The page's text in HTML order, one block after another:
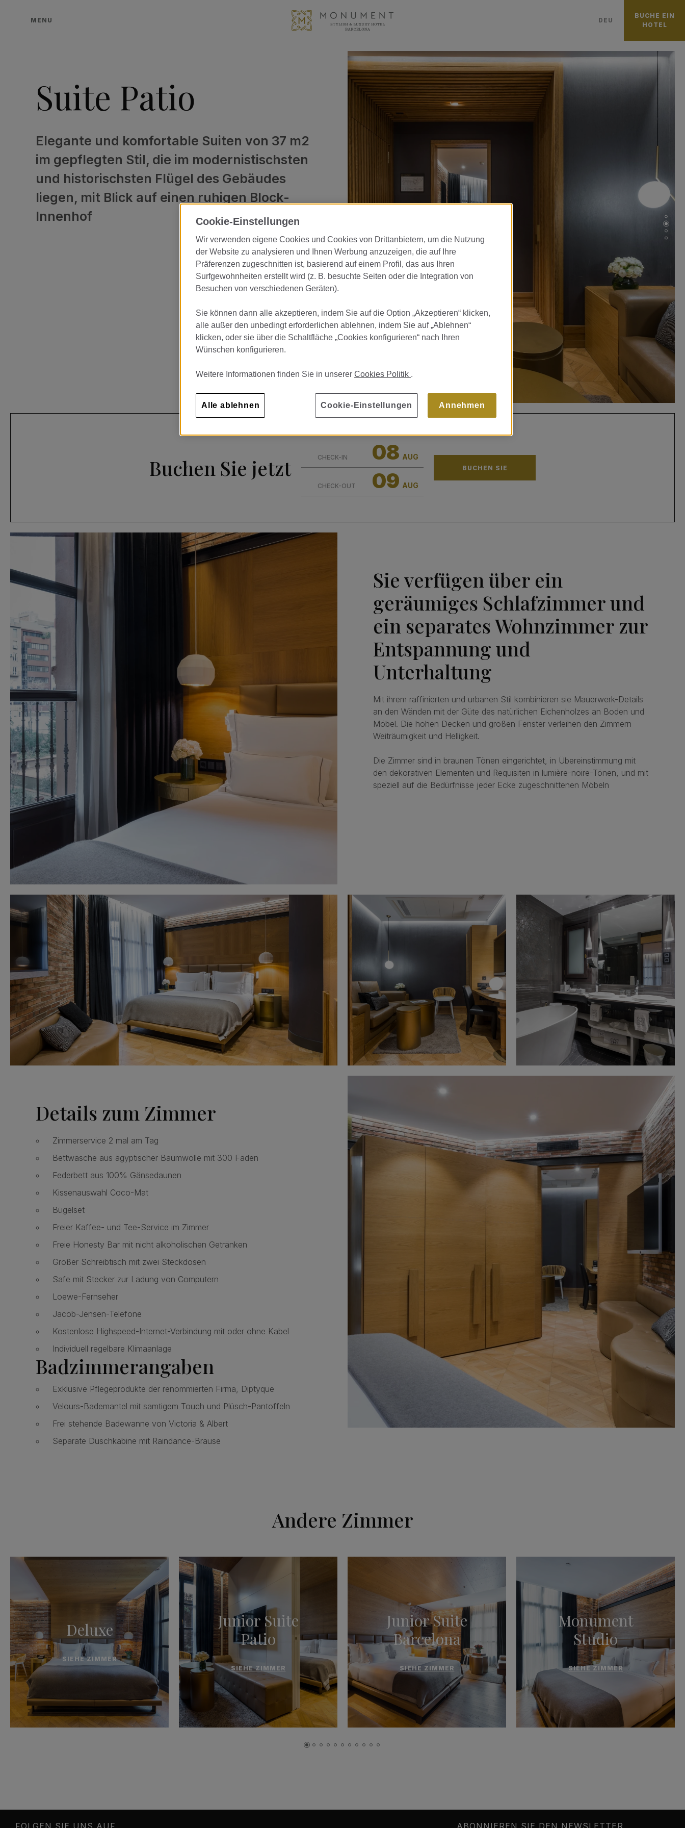
MENU DEU
ITALIANO
BUCHE EIN
HOTEL
Suite Patio
Elegante und komfortable Suiten von 37 m2
im gepflegten Stil, die im modernistischsten
und historischsten Flügel des Gebäudes
liegen, mit Blick auf einen ruhigen Block-
Innenhof
…
Buchen Sie jetzt CHECK-IN 08 AUG
CHECK-OUT 09 AUG
BUCHEN SIE
Sie verfügen über ein
geräumiges Schlafzimmer und
ein separates Wohnzimmer zur
Entspannung und
Unterhaltung
Mit ihrem raffinierten und urbanen Stil kombinieren sie Mauerwerk-Details
an den Wänden mit der Güte des natürlichen Eichenholzes an Boden und
Möbel. Die hohen Decken und großen Fenster verleihen den Zimmern
Weiträumigkeit und Helligkeit.
Die Zimmer sind in braunen Tönen eingerichtet, in Übereinstimmung mit
den dekorativen Elementen und Requisiten in lumière-noire-Tönen, und mit
speziell auf die Bedürfnisse jeder Ecke zugeschnittenen Möbeln
Details zum Zimmer
Zimmerservice 2 mal am Tag
Bettwäsche aus ägyptischer Baumwolle mit 300 Fäden
Federbett aus 100% Gänsedaunen
Kissenauswahl Coco-Mat
Bügelset
Freier Kaffee- und Tee-Service im Zimmer
Freie Honesty Bar mit nicht alkoholischen Getränken
Großer Schreibtisch mit zwei Steckdosen
Safe mit Stecker zur Ladung von Computern
Loewe-Fernseher
Jacob-Jensen-Telefone
Kostenlose Highspeed-Internet-Verbindung mit oder ohne Kabel
Individuell regelbare Klimaanlage
Badzimmerangaben
Exklusive Pflegeprodukte der renommierten Firma, Diptyque
Velours-Bademantel mit samtigem Touch und Plüsch-Pantoffeln
Frei stehende Badewanne von Victoria & Albert
Separate Duschkabine mit Raindance-Brause
Andere Zimmer
Deluxe
SIEHE ZIMMER
Junior Suite
Patio
SIEHE ZIMMER
Junior Suite
Barcelona
SIEHE ZIMMER
Monument
Studio
SIEHE ZIMMER
FOLGEN SIE UNS AUF ABONNIEREN SIE DEN NEWSLETTER
Cookie-Einstellungen
Wir verwenden eigene Cookies und Cookies von Drittanbietern, um die Nutzung
der Website zu analysieren und Ihnen Werbung anzuzeigen, die auf Ihre
Präferenzen zugeschnitten ist, basierend auf einem Profil, das aus Ihren
Surfgewohnheiten erstellt wird (z. B. besuchte Seiten oder die Integration von
Besuchen von verschiedenen Geräten).
Sie können dann alle akzeptieren, indem Sie auf die Option „Akzeptieren“ klicken,
alle außer den unbedingt erforderlichen ablehnen, indem Sie auf „Ablehnen“
klicken, oder sie über die Schaltfläche „Cookies konfigurieren“ nach Ihren
Wünschen konfigurieren.
Weitere Informationen finden Sie in unserer Cookies Politik .
Alle ablehnen Annehmen
Cookie-Einstellungen